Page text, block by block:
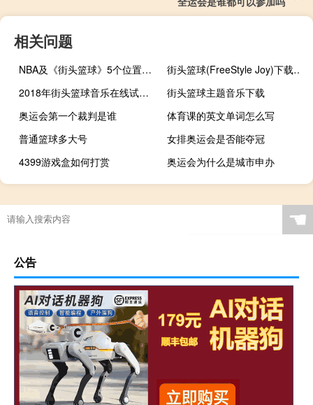
相关问题
NBA及《街头篮球》5个位置的详细介绍
街头篮球(FreeStyle Joy)下载(电脑、安卓和IOS所有版本)
2018年街头篮球音乐在线试听及下载
街头篮球主题音乐下载
奥运会第一个裁判是谁
体育课的英文单词怎么写
普通篮球多大号
女排奥运会是否能夺冠
4399游戏盒如何打赏
奥运会为什么是城市申办
驼子哥原神怎么打
周医生光波康复理疗仪有效吗（周医生光波康复理疗仪）
艾尔登法环啜泣半岛在哪
“误游紫宫朱府”的出处是哪里☚
公告